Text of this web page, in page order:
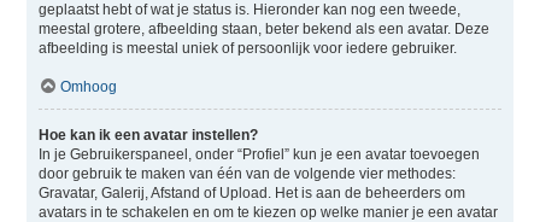
geplaatst hebt of wat je status is. Hieronder kan nog een tweede,
meestal grotere, afbeelding staan, beter bekend als een avatar. Deze
afbeelding is meestal uniek of persoonlijk voor iedere gebruiker.
Omhoog
Hoe kan ik een avatar instellen?
In je Gebruikerspaneel, onder “Profiel” kun je een avatar toevoegen
door gebruik te maken van één van de volgende vier methodes:
Gravatar, Galerij, Afstand of Upload. Het is aan de beheerders om
avatars in te schakelen en om te kiezen op welke manier je een avatar